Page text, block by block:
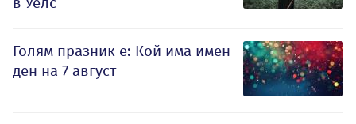
Голям празник е: Кой има имен
ден на 7 август